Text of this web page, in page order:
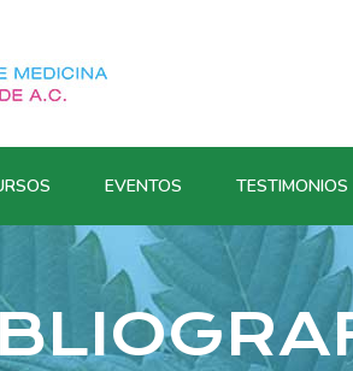
EVENTOS TESTIMONIOS